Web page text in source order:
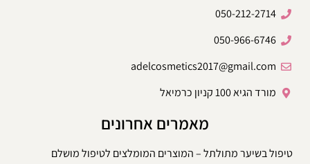
050-212-2714
050-966-6746
adelcosmetics2017@gmail.com
מורד הגיא 100 קניון כרמיאל
מאמרים אחרונים
טיפול בשיער מתולתל – המוצרים המומלצים לטיפול מושלם